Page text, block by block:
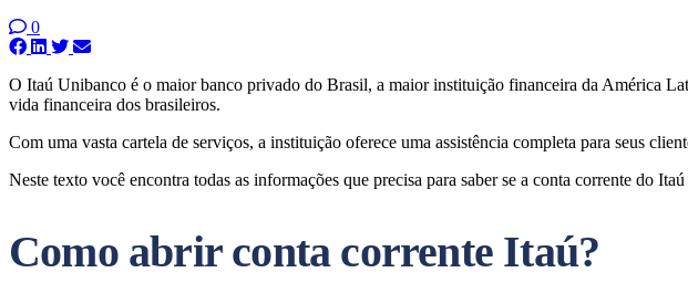
0
O Itaú Unibanco é o maior banco privado do Brasil, a maior instituição financeira da América
vida financeira dos brasileiros.
Com uma vasta cartela de serviços, a instituição oferece uma assistência completa para seus
Neste texto você encontra todas as informações que precisa para saber se a conta corrente do
Como abrir conta corrente Itaú?